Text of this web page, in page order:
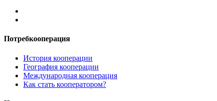
Потребкооперация
История кооперации
География кооперации
Международная кооперация
Как стать кооператором?